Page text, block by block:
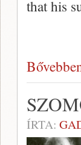
that his
ÍRTA: